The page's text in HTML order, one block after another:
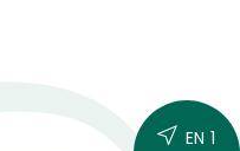
EN 1